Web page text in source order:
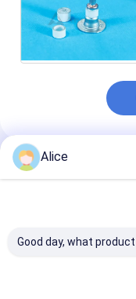
Prodotti
Alice
Good day, what